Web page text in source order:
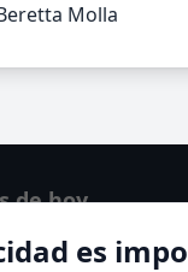
Molla
es
de hoy
Thiene